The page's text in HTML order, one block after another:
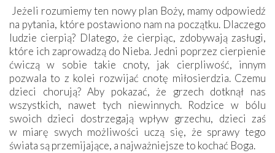
Jeżeli rozumiemy ten nowy plan Boży, mamy odpowiedź
na pytania, które postawiono nam na początku. Dlaczego
ludzie cierpią? Dlatego, że cierpiąc, zdobywają zasługi,
które ich zaprowadzą do Nieba. Jedni poprzez cierpienie
ćwiczą w sobie takie cnoty, jak cierpliwość, innym
pozwala to z kolei rozwijać cnotę miłosierdzia. Czemu
dzieci chorują? Aby pokazać, że grzech dotknął nas
wszystkich, nawet tych niewinnych. Rodzice w bólu
swoich dzieci dostrzegają wpływ grzechu, dzieci zaś
w miarę swych możliwości uczą się, że sprawy tego
świata są przemijające, a najważniejsze to kochać Boga.